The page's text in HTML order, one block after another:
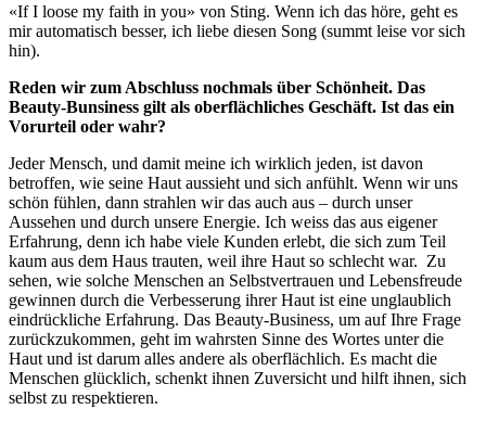
«If I loose my faith in you» von Sting. Wenn ich das höre, geht es
mir automatisch besser, ich liebe diesen Song (summt leise vor sich
hin).
Reden wir zum Abschluss nochmals über Schönheit. Das
Beauty-Bunsiness gilt als oberflächliches Geschäft. Ist das ein
Vorurteil oder wahr?
Jeder Mensch, und damit meine ich wirklich jeden, ist davon
betroffen, wie seine Haut aussieht und sich anfühlt. Wenn wir uns
schön fühlen, dann strahlen wir das auch aus – durch unser
Aussehen und durch unsere Energie. Ich weiss das aus eigener
Erfahrung, denn ich habe viele Kunden erlebt, die sich zum Teil
kaum aus dem Haus trauten, weil ihre Haut so schlecht war. Zu
sehen, wie solche Menschen an Selbstvertrauen und Lebensfreude
gewinnen durch die Verbesserung ihrer Haut ist eine unglaublich
eindrückliche Erfahrung. Das Beauty-Business, um auf Ihre Frage
zurückzukommen, geht im wahrsten Sinne des Wortes unter die
Haut und ist darum alles andere als oberflächlich. Es macht die
Menschen glücklich, schenkt ihnen Zuversicht und hilft ihnen, sich
selbst zu respektieren.